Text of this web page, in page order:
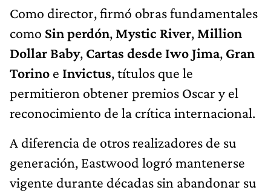
Como director, firmó obras fundamentales
como Sin perdón, Mystic River, Million
Dollar Baby, Cartas desde Iwo Jima, Gran
Torino e Invictus, títulos que le
permitieron obtener premios Oscar y el
reconocimiento de la crítica internacional.
A diferencia de otros realizadores de su
generación, Eastwood logró mantenerse
vigente durante décadas sin abandonar su